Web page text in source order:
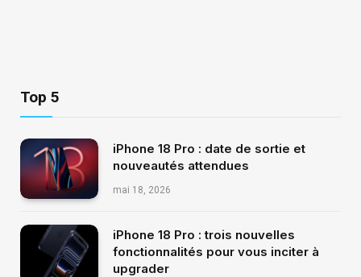
Top 5
iPhone 18 Pro : date de sortie et
nouveautés attendues
mai 18, 2026
iPhone 18 Pro : trois nouvelles
fonctionnalités pour vous inciter à
upgrader